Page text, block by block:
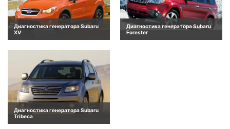
Диагностика генератора Subaru
XV
Диагностика генератора Subaru
Forester
Диагностика генератора Subaru
Tribeca